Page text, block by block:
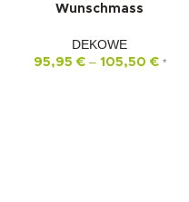
Wunschmass
DEKOWE
95,95 €– 105,50 € *